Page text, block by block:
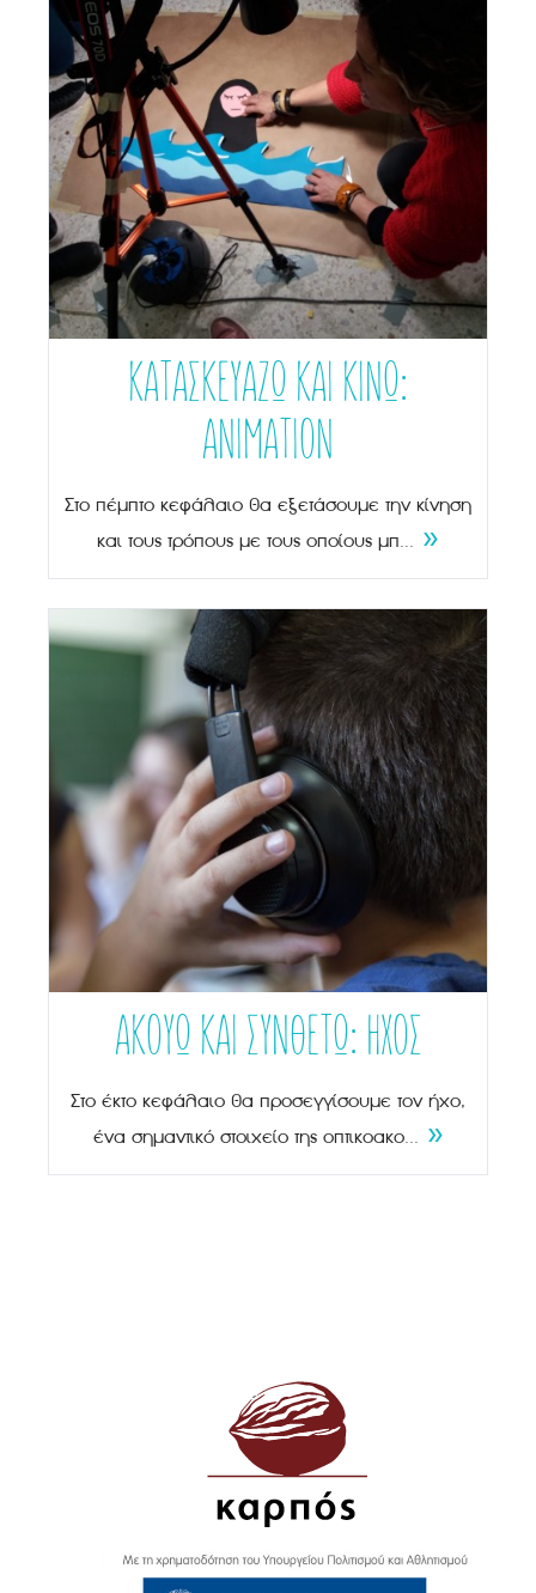
ΚΑΤΑΣΚΕΥΑΖΩ ΚΑΙ ΚΙΝΩ:
ΑΝΙΜΑΤΙΟΝ
Στο πέμπτο κεφάλαιο θα εξετάσουμε την κίνηση
και τους τρόπους με τους οποίους μπ... »
ΑΚΟΥΩ ΚΑΙ ΣΥΝΘΕΤΩ: ΗΧΟΣ
Στο έκτο κεφάλαιο θα προσεγγίσουμε τον ήχο,
ένα σημαντικό στοιχείο της οπτικοακο... »